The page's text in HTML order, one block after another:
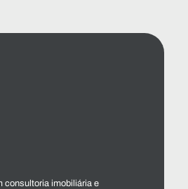
consultoria imobiliária e